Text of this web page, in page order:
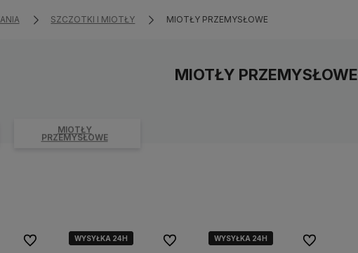
SZCZOTKI I MIOTŁY MIOTŁY PRZEMYSŁOWE
MIOTŁY PRZEMYSŁOWE
MIOTŁY
PRZEMYSŁOWE
Do ulubionychWYSYŁKA 24H
WYSYŁKA 24H Do ulubionychWYSYŁKA 24H
WYSYŁKA 24H Do ulubionych